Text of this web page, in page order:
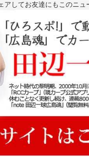
アしてお友達にもこのニュ